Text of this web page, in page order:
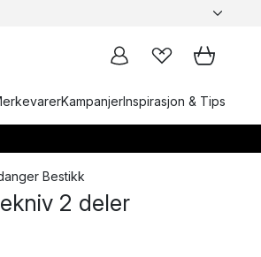
KampanjerInspirasjon & Tips
Bestikk
2 deler